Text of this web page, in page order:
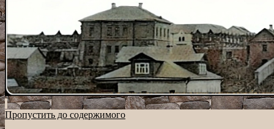
Пропустить до содержимого